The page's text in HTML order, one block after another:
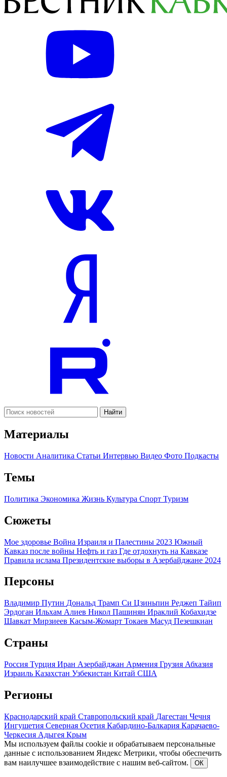
Найти
Материалы
Новости Аналитика Статьи Интервью Видео Фото Подкасты
Темы
Политика Экономика Жизнь Культура Спорт Туризм
Сюжеты
Мое здоровье Война Израиля и Палестины 2023 Южный
Кавказ после войны Нефть и газ Где отдохнуть на Кавказе
Правила ислама Президентские выборы в Азербайджане 2024
Персоны
Владимир Путин Дональд Трамп Си Цзиньпин Реджеп Тайип
Эрдоган Ильхам Алиев Никол Пашинян Ираклий Кобахидзе
Шавкат Мирзиеев Касым-Жомарт Токаев Масуд Пезешкиан
Страны
Россия Турция Иран Азербайджан Армения Грузия Абхазия
Израиль Казахстан Узбекистан Китай США
Регионы
Краснодарский край Ставропольский край Дагестан Чечня
Ингушетия Северная Осетия Кабардино-Балкария Карачаево-
Черкесия Адыгея Крым
Мы используем файлы cookie и обрабатываем персональные
данные с использованием Яндекс Метрики, чтобы обеспечить
вам наилучшее взаимодействие с нашим веб-сайтом.
ОК